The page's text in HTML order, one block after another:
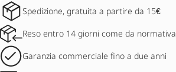
Spedizione, gratuita a partire da 15€
Reso entro 14 giorni come da normativa
Garanzia commerciale fino a due anni